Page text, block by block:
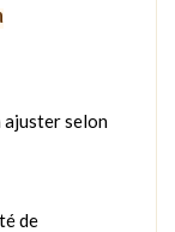
ajuster selon
de